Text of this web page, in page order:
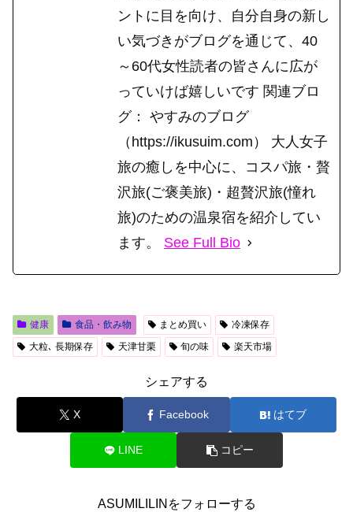
ントに目を向け、自分自身の新し
い気づきがブログを通じて、40
～60代女性読者の皆さんに広が
っていけば嬉しいです 関連ブロ
グ： やすみのブログ
（https://ikusuim.com） 大人女子
旅の癒しを中心に、コスパ旅・贅
沢旅(ご褒美旅)・超贅沢旅(憧れ
旅)のための温泉宿を紹介してい
ます。 See Full Bio
健康 食品・飲み物 まとめ買い
冷凍保存
大粒､ 長期保存
天津甘栗 旬の味 楽天市場
シェアする
X Facebook はてブ
LINE コピー
ASUMILILINをフォローする